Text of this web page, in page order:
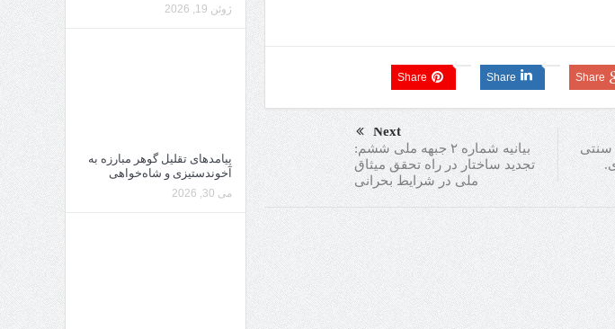
Share
Share
Share
سنتی
Next
بیانیه شماره ۲ جبهه ملی ششم:
تجدید ساختار در راه تحقق میثاق
ملی در شرایط بحرانی
ژوئن 19, 2026
پیامدهای تقلیل گوهر مبارزه به
آخوندستیزی و شاه‌خواهی
می 30, 2026